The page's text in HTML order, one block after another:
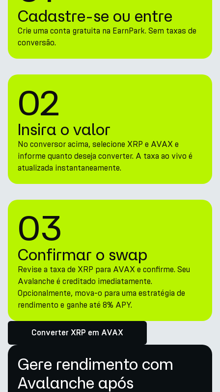
Cadastre-se ou entre
Crie uma conta gratuita na EarnPark. Sem taxas de
conversão.
02
Insira o valor
No conversor acima, selecione XRP e AVAX e
informe quanto deseja converter. A taxa ao vivo é
atualizada instantaneamente.
03
Confirmar o swap
Revise a taxa de XRP para AVAX e confirme. Seu
Avalanche é creditado imediatamente.
Opcionalmente, mova-o para uma estratégia de
rendimento e ganhe até 8% APY.
Converter XRP em AVAX
Gere rendimento com
Avalanche após